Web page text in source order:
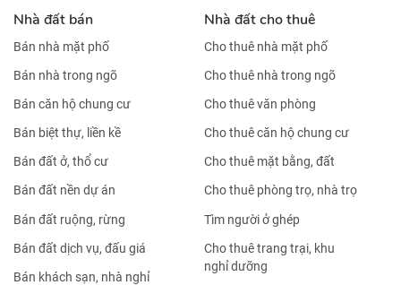
Nhà đất bán
Bán nhà mặt phố
Bán nhà trong ngõ
Bán căn hộ chung cư
Bán biệt thự, liền kề
Bán đất ở, thổ cư
Bán đất nền dự án
Bán đất ruộng, rừng
Bán đất dịch vụ, đấu giá
Bán khách sạn, nhà nghỉ
Nhà đất cho thuê
Cho thuê nhà mặt phố
Cho thuê nhà trong ngõ
Cho thuê văn phòng
Cho thuê căn hộ chung cư
Cho thuê mặt bằng, đất
Cho thuê phòng trọ, nhà trọ
Tìm người ở ghép
Cho thuê trang trại, khu
nghỉ dưỡng